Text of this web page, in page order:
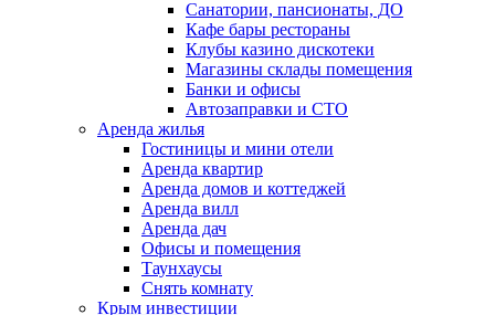
Санатории, пансионаты, ДО
Кафе бары рестораны
Клубы казино дискотеки
Магазины склады помещения
Банки и офисы
Автозаправки и СТО
Аренда жилья
Гостиницы и мини отели
Аренда квартир
Аренда домов и коттеджей
Аренда вилл
Аренда дач
Офисы и помещения
Таунхаусы
Снять комнату
Крым инвестиции